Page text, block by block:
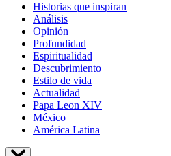
Historias que inspiran
Análisis
Opinión
Profundidad
Espiritualidad
Descubrimiento
Estilo de vida
Actualidad
Papa Leon XIV
México
América Latina